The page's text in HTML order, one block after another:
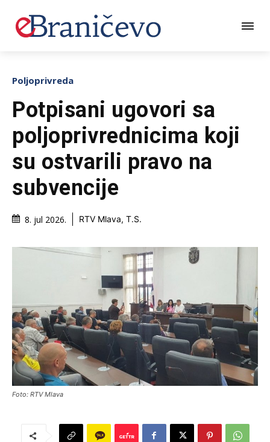
Poljoprivreda
Potpisani ugovori sa
poljoprivrednicima koji
su ostvarili pravo na
subvencije
8. jul 2026. RTV Mlava, T.S.
Foto: RTV Mlava